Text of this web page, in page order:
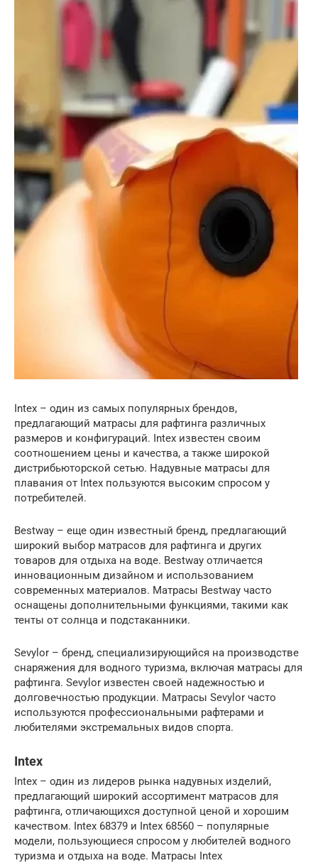
Intex – один из самых популярных брендов,
предлагающий матрасы для рафтинга различных
размеров и конфигураций. Intex известен своим
соотношением цены и качества, а также широкой
дистрибьюторской сетью. Надувные матрасы для
плавания от Intex пользуются высоким спросом у
потребителей.
Bestway – еще один известный бренд, предлагающий
широкий выбор матрасов для рафтинга и других
товаров для отдыха на воде. Bestway отличается
инновационным дизайном и использованием
современных материалов. Матрасы Bestway часто
оснащены дополнительными функциями, такими как
тенты от солнца и подстаканники.
Sevylor – бренд, специализирующийся на производстве
снаряжения для водного туризма, включая матрасы для
рафтинга. Sevylor известен своей надежностью и
долговечностью продукции. Матрасы Sevylor часто
используются профессиональными рафтерами и
любителями экстремальных видов спорта.
Intex
Intex – один из лидеров рынка надувных изделий,
предлагающий широкий ассортимент матрасов для
рафтинга, отличающихся доступной ценой и хорошим
качеством. Intex 68379 и Intex 68560 – популярные
модели, пользующиеся спросом у любителей водного
туризма и отдыха на воде. Матрасы Intex